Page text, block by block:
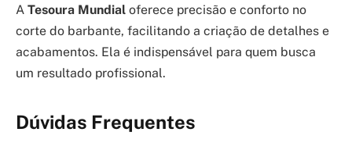
A Tesoura Mundial oferece precisão e conforto no
corte do barbante, facilitando a criação de detalhes e
acabamentos. Ela é indispensável para quem busca
um resultado profissional.
Dúvidas Frequentes